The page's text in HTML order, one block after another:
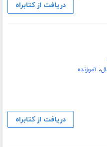
دریافت از کتابراه
،آموزنده
دریافت از کتابراه